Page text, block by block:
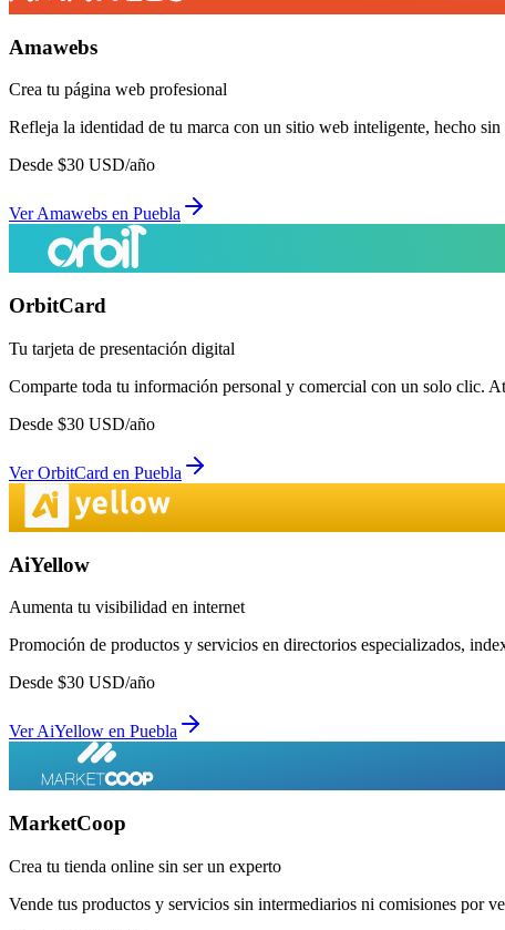
Amawebs
Crea tu página web profesional
Refleja la identidad de tu marca con un sitio web inteligente, hecho
Desde $30 USD/año
VerAmawebs en Puebla
OrbitCard
Tu tarjeta de presentación digital
Comparte toda tu información personal y comercial con un solo clic.
Desde $30 USD/año
VerOrbitCard en Puebla
AiYellow
Aumenta tu visibilidad en internet
Promoción de productos y servicios en directorios especializados,
Desde $30 USD/año
VerAiYellow en Puebla
MarketCoop
Crea tu tienda online sin ser un experto
Vende tus productos y servicios sin intermediarios ni comisiones por